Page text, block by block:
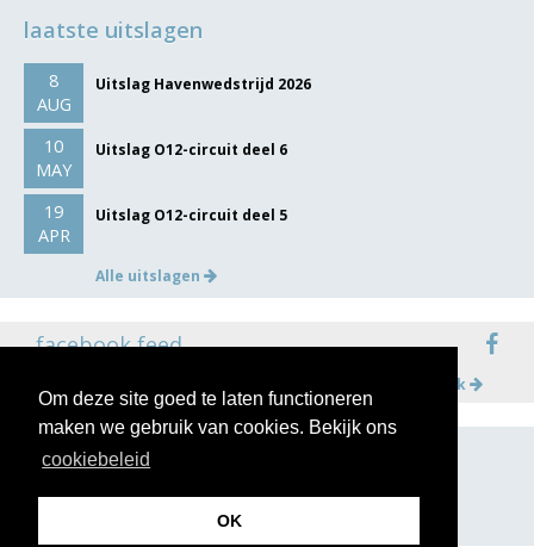
Om deze site goed te laten functioneren
maken we gebruik van cookies. Bekijk ons
cookiebeleid
OK
laatste uitslagen
8
AUG
Uitslag Havenwedstrijd 2026
10
MAY
Uitslag O12-circuit deel 6
19
APR
Uitslag O12-circuit deel 5
Alle uitslagen
facebook feed
Meer op facebook
volg ons op